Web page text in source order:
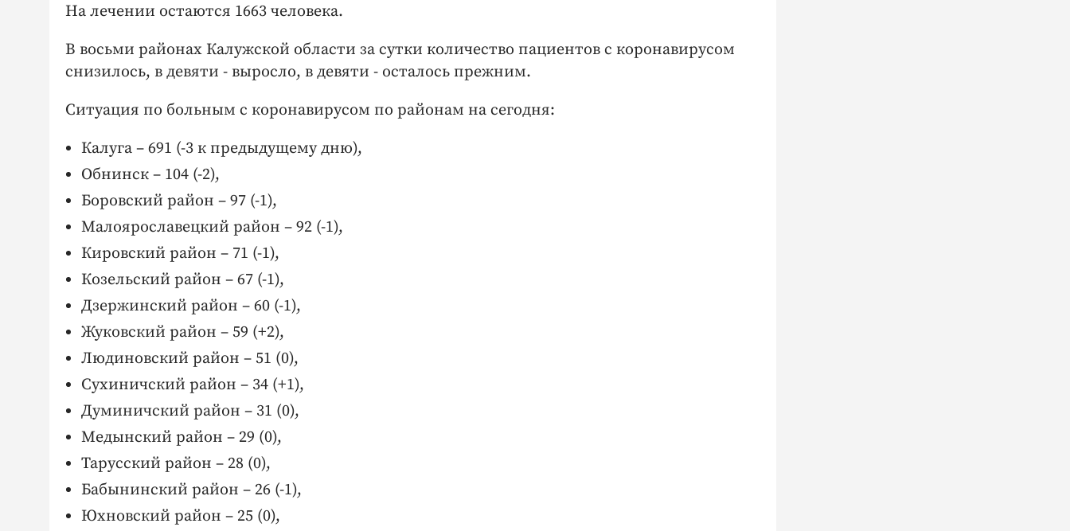
На лечении остаются 1663 человека.
В восьми районах Калужской области за сутки количество пациентов с коронавирусом
снизилось, в девяти - выросло, в девяти - осталось прежним.
Ситуация по больным с коронавирусом по районам на сегодня:
Калуга – 691 (-3 к предыдущему дню),
Обнинск – 104 (-2),
Боровский район – 97 (-1),
Малоярославецкий район – 92 (-1),
Кировский район – 71 (-1),
Козельский район – 67 (-1),
Дзержинский район – 60 (-1),
Жуковский район – 59 (+2),
Людиновский район – 51 (0),
Сухиничский район – 34 (+1),
Думиничский район – 31 (0),
Медынский район – 29 (0),
Тарусский район – 28 (0),
Бабынинский район – 26 (-1),
Юхновский район – 25 (0),